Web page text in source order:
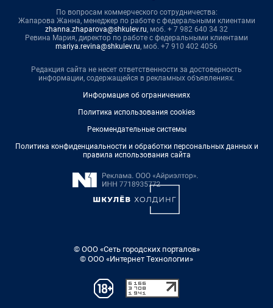
По вопросам коммерческого сотрудничества:
Жапарова Жанна, менеджер по работе с федеральными клиентами
zhanna.zhaparova@shkulev.ru, моб. + 7 982 640 34 32
Ревина Мария, директор по работе с федеральными клиентами
mariya.revina@shkulev.ru, моб. +7 910 402 4056
Редакция сайта не несет ответственности за достоверность
информации, содержащейся в рекламных объявлениях.
Информация об ограничениях
Политика использования cookies
Рекомендательные системы
Политика конфиденциальности и обработки персональных данных и
правила использования сайта
© ООО «Сеть городских порталов»
© ООО «Интернет Технологии»